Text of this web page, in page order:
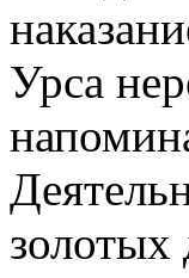
Урса
золотых